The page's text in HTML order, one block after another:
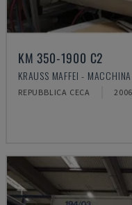
KM 350-1900 C2
KRAUSS MAFFEI -
REPUBBLICA CECA 2006